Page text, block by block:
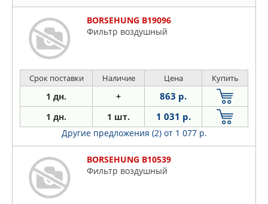
BORSEHUNG B19096
Фильтр воздушный
Срок поставки Наличие Цена Купить
1 дн. + 863 р.
1 дн. 1 шт. 1 031 р.
Другие предложения (2) от 1 077 р.
BORSEHUNG B10539
Фильтр воздушный